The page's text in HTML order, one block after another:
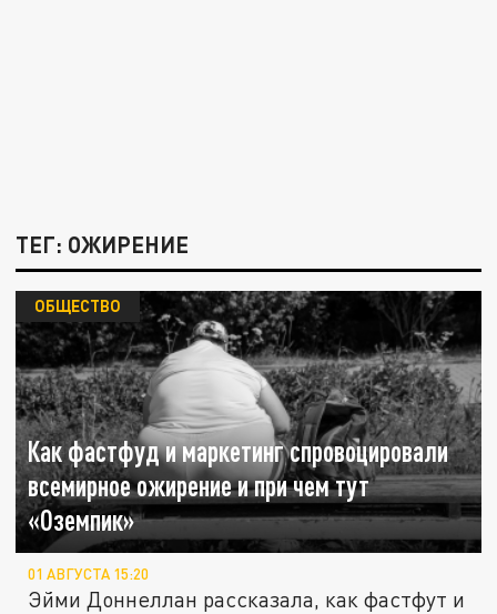
ТЕГ: ОЖИРЕНИЕ
Как фастфуд и маркетинг спровоцировали
всемирное ожирение и при чем тут
«Оземпик»
ОБЩЕСТВО
01 АВГУСТА 15:20
Эйми Доннеллан рассказала, как фастфут и